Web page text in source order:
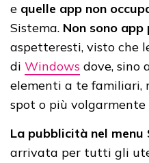
e quelle app non
Sistema. Non sono app
aspetteresti, visto che
di Windows dove, sino
elementi a te familiari,
spot o più volgarmente
La pubblicità nel
arrivata per tutti gli